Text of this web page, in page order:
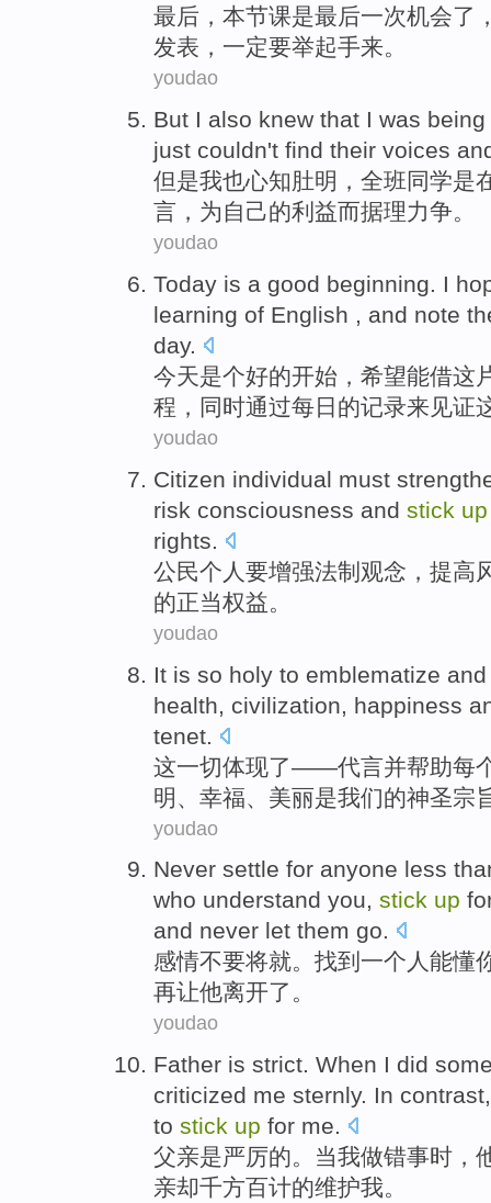
最后 ， 本节课是最后一次机会了
发表，一定要举起手来。
youdao
But I also knew that I was being
just couldn't find their voices
但是我也心知肚明 ， 全班同学是
言， 为 自己的利益而据理力争。
youdao
Today is a good beginning. I
learning of English , and note
day.
今天是个好的开始 ， 希望能借这
程 ， 同时通过每日 的记录来见证
youdao
Citizen individual must
risk consciousness and stick up
rights.
公民个人 要增强法制 观念 ， 提高
的正当权益。
youdao
It is so holy to emblematize
health
civilization happiness
tenet
这一切体现了——代言并帮助每
明
幸福 美丽是我们的神圣宗
youdao
Never settle for anyone less
who understand you, stick up
and never let them go.
感情不要将就。 找到 一个 人 能懂
再让他离开了 。
youdao
Father is strict. When I did
criticized me sternly. In contrast
to stick up for me.
父亲是严厉的。 当我做错事时，
亲却千方百计的维护我。